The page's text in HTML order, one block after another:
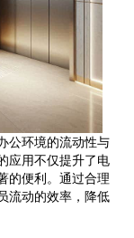
公环境的流动性与
应用不仅提升了电
的便利。通过合理
流动的效率，降低